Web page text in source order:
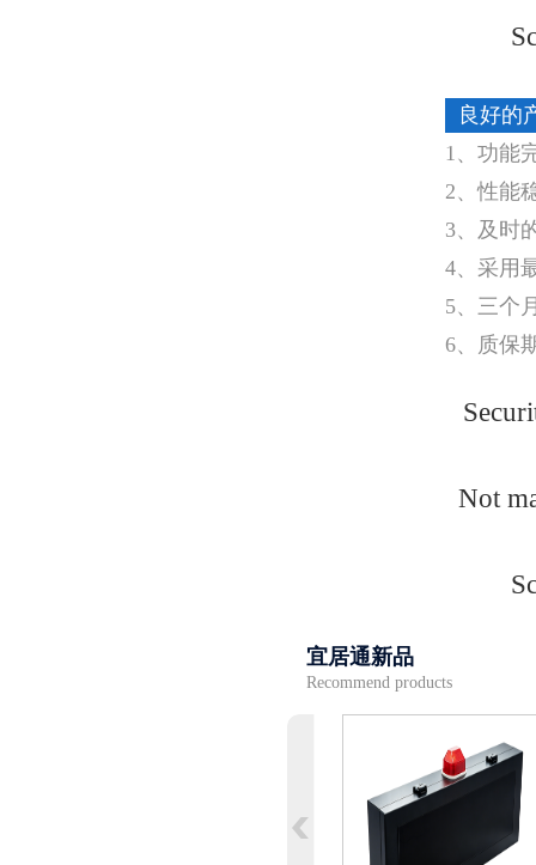
良好的
1、功能
2、性能
3、及时
4、采用
5、三个
6、质保
Not
宜居通新品
Recommend products